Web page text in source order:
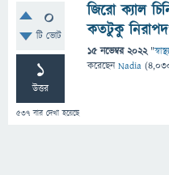
0
টি ভোট
1
উত্তর
537 বার দেখা হয়েছে
জিরো ক্যাল
কতটুকু
15 নভেম্বর 2022 "
করেছেনNadia (